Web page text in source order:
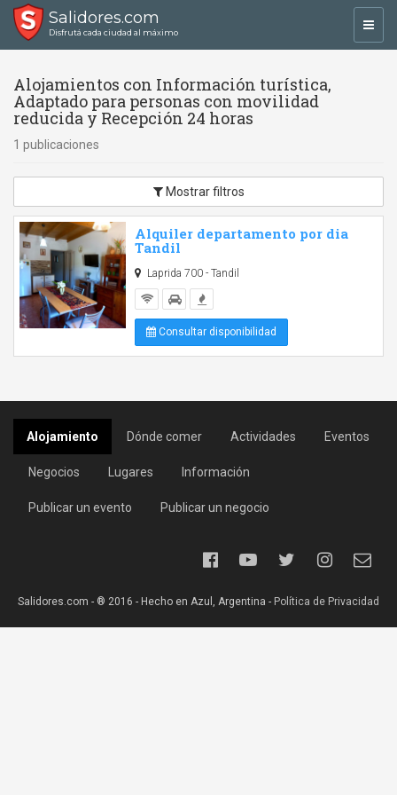
Salidores.com
Disfrutá cada ciudad al máximo
Alojamientos con Información turística,
Adaptado para personas con movilidad
reducida y Recepción 24 horas
1 publicaciones
Mostrar filtros
Alquiler departamento por dia
Tandil
Laprida 700 - Tandil
Consultar disponibilidad
Alojamiento Dónde comer Actividades Eventos
Negocios Lugares Información
Publicar un evento Publicar un negocio
Salidores.com - ® 2016 - Hecho en Azul, Argentina - Política de Privacidad